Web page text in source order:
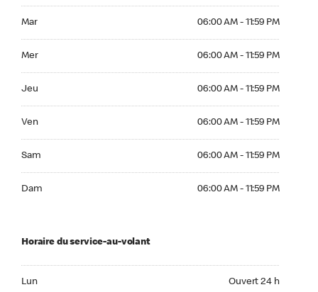
Mar 06:00 AM - 11:59 PM
Mer 06:00 AM - 11:59 PM
Jeu 06:00 AM - 11:59 PM
Ven 06:00 AM - 11:59 PM
Sam 06:00 AM - 11:59 PM
Dam 06:00 AM - 11:59 PM
Horaire du service-au-volant
Lun Ouvert 24 h